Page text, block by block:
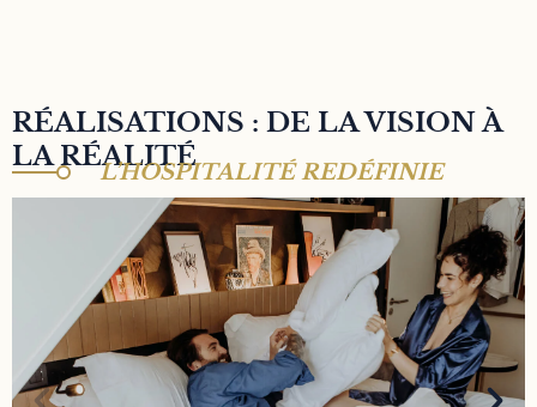
RÉALISATIONS : DE LA VISION À
LA RÉALITÉ
L’HOSPITALITÉ REDÉFINIE
MAISON MÈRE HÔTEL 4*
Hôtel 4* niché en plein cœur du 9ème
arrondissement de Paris. Lieu de vie, bar à cocktail,
coworking café et ruche artistique. Propriété
détenue par TK investissements, détenue par Aziz